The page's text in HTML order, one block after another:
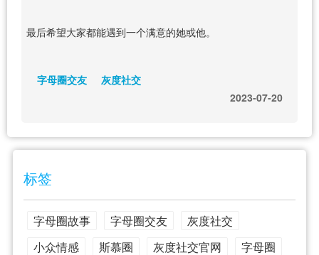
最后希望大家都能遇到一个满意的她或他。
字母圈交友
灰度社交
2023-07-20
标签
字母圈故事 字母圈交友
灰度社交
小众情感
斯慕圈 灰度社交官网
字母圈